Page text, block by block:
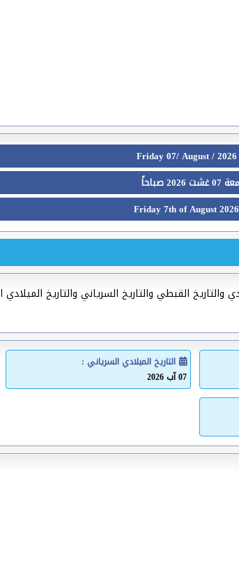
Friday 07/ August /
2026 صباحاً
Friday 7th of August
القبطي والتاريخ السرياني والتاريخ
التاريخ الميلادي السرياني :
07 آب 2026